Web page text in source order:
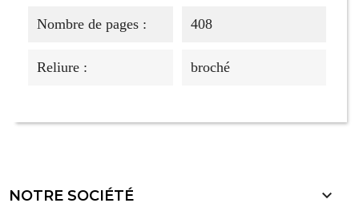
Nombre de pages : 408
Reliure : broché
NOTRE SOCIÉTÉ 